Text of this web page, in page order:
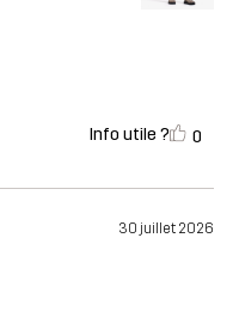
Info utile ? 0
30 juillet 2026